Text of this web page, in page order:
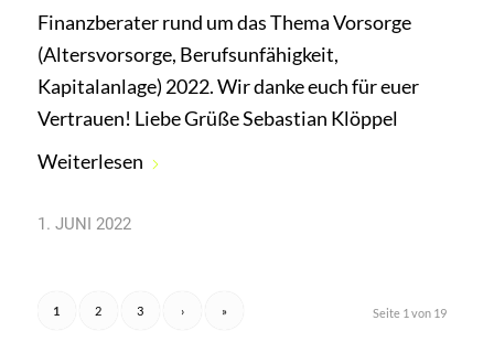
Finanzberater rund um das Thema Vorsorge
(Altersvorsorge, Berufsunfähigkeit,
Kapitalanlage) 2022. Wir danke euch für euer
Vertrauen! Liebe Grüße Sebastian Klöppel
Weiterlesen
1. JUNI 2022
Seite 1 von 19
1 2 3 › »